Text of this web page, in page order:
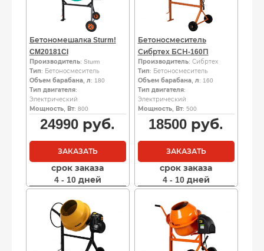
Бетономешалка Sturm!
CM20181CI
Производитель: Sturm
Тип: Бетоносмеситель
Объем барабана, л: 180
Тип двигателя:
Электрический
Мощность, Вт: 800
24990 руб.
ЗАКАЗАТЬ
срок заказа
4 - 10 дней
Бетоносмеситель
Сибртех БСН-160П
Производитель: Сибртех
Тип: Бетоносмеситель
Объем барабана, л: 160
Тип двигателя:
Электрический
Мощность, Вт: 500
18500 руб.
ЗАКАЗАТЬ
срок заказа
4 - 10 дней